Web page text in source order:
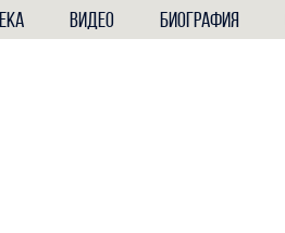
ВИДЕО БИОГРАФИЯ